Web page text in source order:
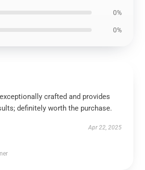
0%
0%
crafted and provides
definitely worth the purchase.
Apr 22, 2025